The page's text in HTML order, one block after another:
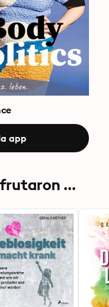
app
...